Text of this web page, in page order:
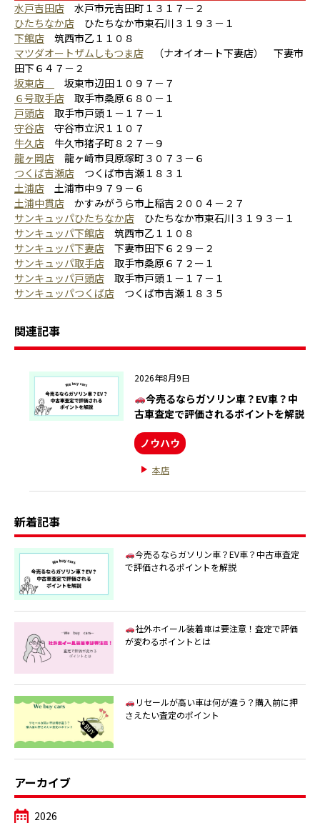
水戸吉田店 水戸市元吉田町１３１７－２
ひたちなか店 ひたちなか市東石川３１９３－１
下館店 筑西市乙１１０８
マツダオートザムしもつま店 （ナオイオート下妻店） 下妻市
田下６４７－２
坂東店
坂東市辺田１０９７－７
６号取手店 取手市桑原６８０－１
戸頭店 取手市戸頭１－１７－１
守谷店 守谷市立沢１１０７
牛久店 牛久市猪子町８２７－９
龍ヶ岡店 龍ヶ崎市貝原塚町３０７３－６
つくば吉瀬店 つくば市吉瀬１８３１
土浦店 土浦市中９７９－６
土浦中貫店 かすみがうら市上稲吉２００４－２７
サンキュッパひたちなか店 ひたちなか市東石川３１９３－１
サンキュッパ下館店 筑西市乙１１０８
サンキュッパ下妻店 下妻市田下６２９－２
サンキュッパ取手店 取手市桑原６７２ー１
サンキュッパ戸頭店 取手市戸頭１－１７－１
サンキュッパつくば店 つくば市吉瀬１８３５
関連記事
2026年8月9日
今売るならガソリン車？EV車？中
古車査定で評価されるポイントを解説
ノウハウ
本店
新着記事
今売るならガソリン車？EV車？中古車査定
で評価されるポイントを解説
社外ホイール装着車は要注意！査定で評価
が変わるポイントとは
リセールが高い車は何が違う？購入前に押
さえたい査定のポイント
アーカイブ
2026